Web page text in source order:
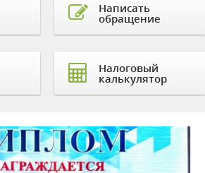
Написать
обращение
Налоговый
калькулятор